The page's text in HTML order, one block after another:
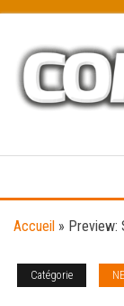
content
Accueil » Preview:
Catégorie